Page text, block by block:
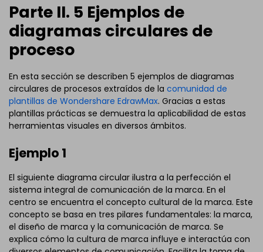
Parte II. 5 Ejemplos de
diagramas circulares de
proceso
En esta sección se describen 5 ejemplos de diagramas
circulares de procesos extraídos de la comunidad de
plantillas de Wondershare EdrawMax. Gracias a estas
plantillas prácticas se demuestra la aplicabilidad de estas
herramientas visuales en diversos ámbitos.
Ejemplo 1
El siguiente diagrama circular ilustra a la perfección el
sistema integral de comunicación de la marca. En el
centro se encuentra el concepto cultural de la marca. Este
concepto se basa en tres pilares fundamentales: la marca,
el diseño de marca y la comunicación de marca. Se
explica cómo la cultura de marca influye e interactúa con